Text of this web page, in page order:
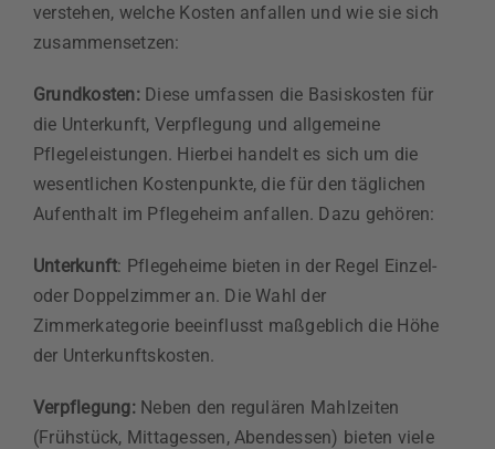
verstehen, welche Kosten anfallen und wie sie sich
zusammensetzen:
Grundkosten: Diese umfassen die Basiskosten für
die Unterkunft, Verpflegung und allgemeine
Pflegeleistungen. Hierbei handelt es sich um die
wesentlichen Kostenpunkte, die für den täglichen
Aufenthalt im Pflegeheim anfallen. Dazu gehören:
Unterkunft: Pflegeheime bieten in der Regel Einzel-
oder Doppelzimmer an. Die Wahl der
Zimmerkategorie beeinflusst maßgeblich die Höhe
der Unterkunftskosten.
Verpflegung:Neben den regulären Mahlzeiten
(Frühstück, Mittagessen, Abendessen) bieten viele